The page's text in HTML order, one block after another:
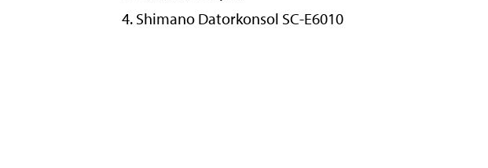
Shimano Datorkonsol SC-E6010